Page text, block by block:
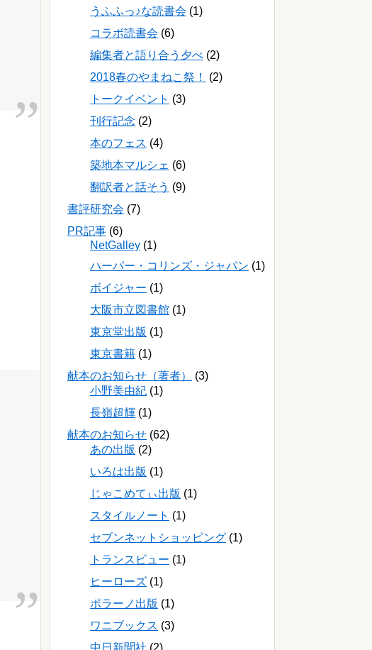
うふふっ♪な読書会 (1)
コラボ読書会 (6)
編集者と語り合う夕べ (2)
2018春のやまねこ祭！
(2)
トークイベント (3)
刊行記念 (2)
本のフェス (4)
築地本マルシェ (6)
翻訳者と話そう (9)
書評研究会 (7)
PR記事 (6)
NetGalley (1)
ハーパー・コリンズ・ジャパン (1)
ボイジャー (1)
大阪市立図書館 (1)
東京堂出版 (1)
東京書籍 (1)
献本のお知らせ（著者）
(3)
小野美由紀 (1)
長嶺超輝 (1)
献本のお知らせ (62)
あの出版 (2)
いろは出版 (1)
じゃこめてぃ出版 (1)
スタイルノート (1)
セブンネットショッピング (1)
トランスビュー (1)
ヒーローズ (1)
ポラーノ出版 (1)
ワニブックス (3)